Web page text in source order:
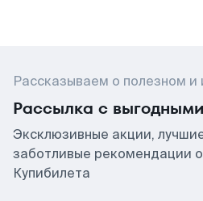
Рассказываем о полезном и
Рассылка с
Эксклюзивные акции,
заботливые рекомендации
Купибилета